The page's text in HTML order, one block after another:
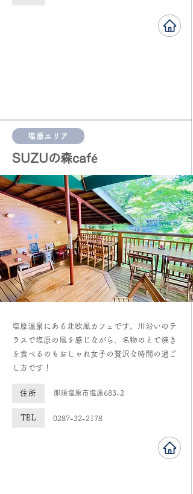
塩原エリア
SUZUの森café
​塩原温泉にある北欧風カフェです。川沿いのテ
ラスで塩原の風を感じながら、名物のとて焼き
を食べるのもおしゃれ女子の贅沢な時間の過ご
し方です！
住所 ​那須塩原市塩原683-2
TEL 0287-32-2178